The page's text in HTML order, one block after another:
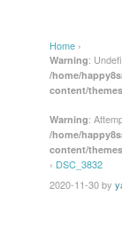
e
b
o
o
k
Home ›
Warning:
/home/
content/
Warning:
/home/
content/
› DSC_3832
2020-11-30by